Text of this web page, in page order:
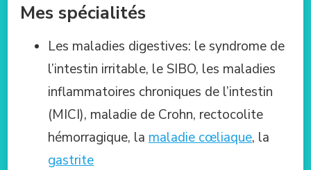
Mes spécialités
Les maladies digestives: le syndrome de
l’intestin irritable, le SIBO, les maladies
inflammatoires chroniques de l’intestin
(MICI), maladie de Crohn, rectocolite
hémorragique, la maladie cœliaque, la
gastrite